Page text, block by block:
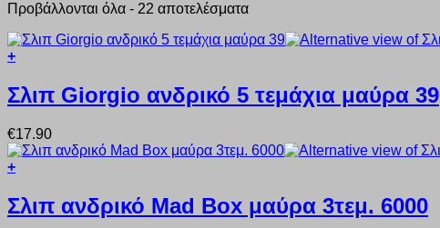
Προβάλλονται όλα - 22 αποτελέσματα
+
το
προϊόν
πολλαπλές
παραλλαγές.
Οι
μπορούν
να
Σλιπ Giorgio ανδρικό 5 τεμάχια μαύρα 39
€17.90
+
το
προϊόν
Σλιπ ανδρικό Mad Box μαύρα 3τεμ. 6000